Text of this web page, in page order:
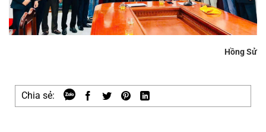
Hồng Sử
Chia sẻ: